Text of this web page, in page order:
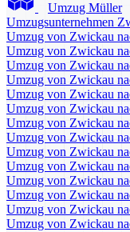
Umzug Müller
Umzugsunternehmen
Umzug von Zwickau
Umzug von Zwickau
Umzug von Zwickau
Umzug von Zwickau
Umzug von Zwickau
Umzug von Zwickau
Umzug von Zwickau
Umzug von Zwickau
Umzug von Zwickau
Umzug von Zwickau
Umzug von Zwickau
Umzug von Zwickau
Umzug von Zwickau
Umzug von Zwickau